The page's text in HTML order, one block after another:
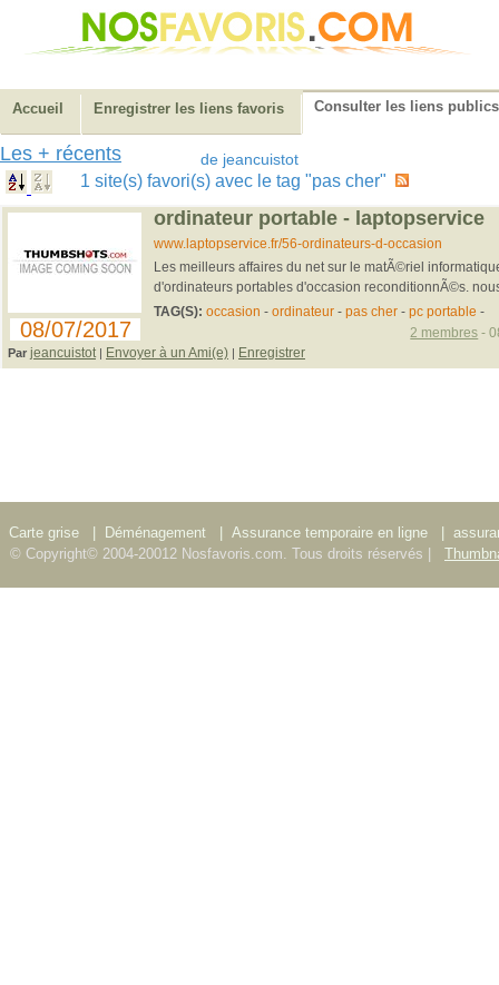
Accueil Enregistrer les liens favoris Consulter les liens publics
Les + récents de jeancuistot
1 site(s) favori(s) avec le tag "pas cher"
08/07/2017
ordinateur portable - laptopservice
www.laptopservice.fr/56-ordinateurs-d-occasion
Les meilleurs affaires du net sur le matÃ©riel
d'ordinateurs portables d'occasion reconditionnÃ©s.
TAG(S): occasion - ordinateur- pas cher- pc portable -
Par jeancuistot | Envoyer à un Ami(e) | Enregistrer
2 membres -
Carte grise Déménagement Assurance temporaire en ligne
© Copyright© 2004-20012 Nosfavoris.com. Tous droits réservés |